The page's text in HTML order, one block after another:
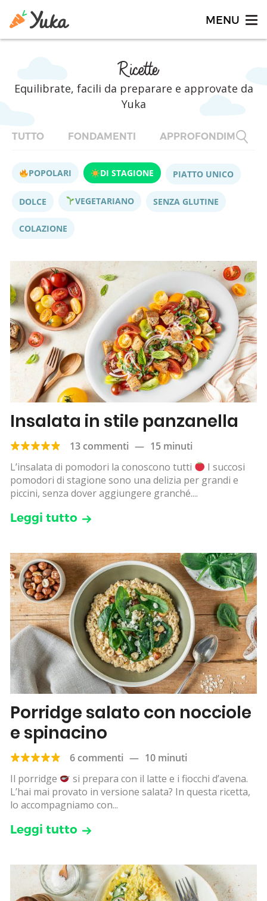
Ricette
Equilibrate, facili da preparare e approvate da
Yuka
TUTTO FONDAMENTI APPROFONDIMENTI
POPOLARI DI STAGIONE PIATTO UNICO
DOLCE VEGETARIANO SENZA GLUTINE
COLAZIONE
Insalata in stile panzanella
13 commenti — 15 minuti
L’insalata di pomodori la conoscono tutti
I succosi
pomodori di stagione sono una delizia per grandi e
piccini, senza dover aggiungere granché....
Leggi tutto
Porridge salato con nocciole
e spinacino
6 commenti — 10 minuti
Il porridge
si prepara con il latte e i fiocchi d’avena.
L’hai mai provato in versione salata? In questa ricetta,
lo accompagniamo con...
Leggi tutto